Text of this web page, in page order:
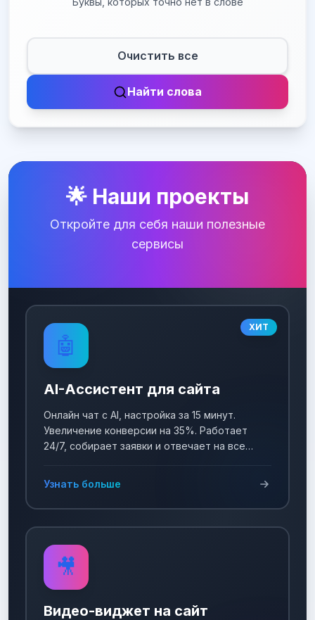
Очистить все
Найти слова
🌟 Наши проекты
Откройте для себя наши полезные
сервисы
ХИТ
🤖
AI-Ассистент для сайта
Онлайн чат с AI, настройка за 15 минут.
Увеличение конверсии на 35%. Работает
24/7, собирает заявки и отвечает на все
Узнать больше
🎥
Видео-виджет на сайт